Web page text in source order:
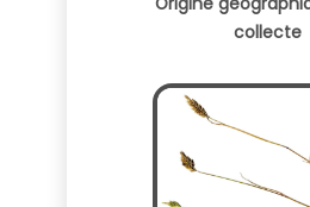
Origine
collecte